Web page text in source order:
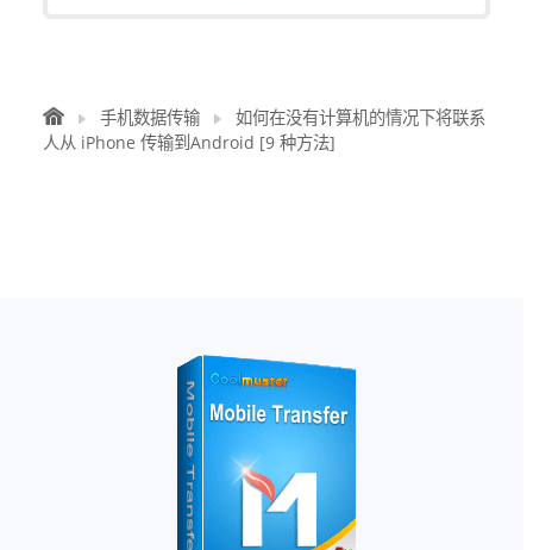
手机数据传输
如何在没有计算机的情况下将联系
人从 iPhone 传输到Android [9 种方法]